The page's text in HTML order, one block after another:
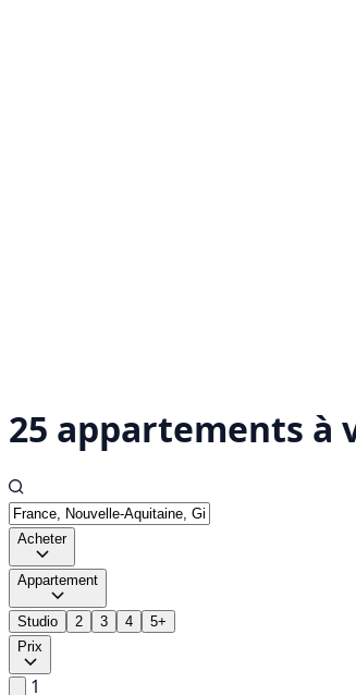
25 appartements à
Acheter
Appartement
Studio 2 3 4
5+
Prix
1